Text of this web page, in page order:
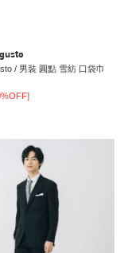
/ 男裝 圓點 雪紡 口袋巾